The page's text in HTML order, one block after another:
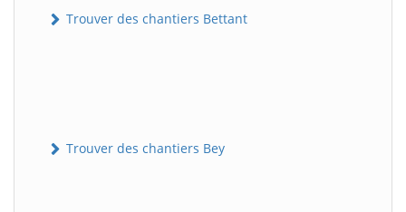
Trouver des chantiers Bettant
Trouver des chantiers Bey